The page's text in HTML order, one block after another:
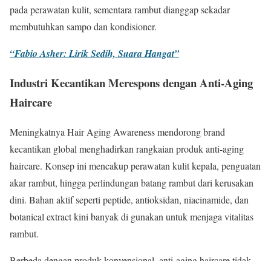
pada perawatan kulit, sementara rambut dianggap sekadar
membutuhkan sampo dan kondisioner.
“Fabio Asher: Lirik Sedih, Suara Hangat”
Industri Kecantikan Merespons dengan Anti-Aging
Haircare
Meningkatnya Hair Aging Awareness mendorong brand
kecantikan global menghadirkan rangkaian produk anti-aging
haircare. Konsep ini mencakup perawatan kulit kepala, penguatan
akar rambut, hingga perlindungan batang rambut dari kerusakan
dini. Bahan aktif seperti peptide, antioksidan, niacinamide, dan
botanical extract kini banyak di gunakan untuk menjaga vitalitas
rambut.